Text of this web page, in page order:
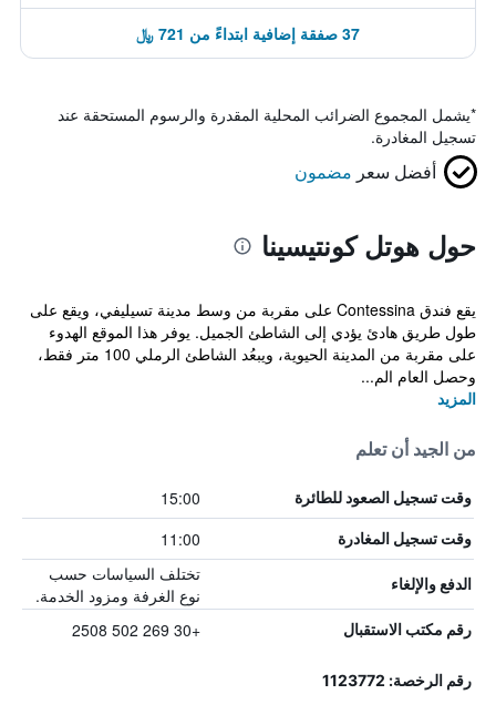
37 صفقة إضافية ابتداءً من 721 ﷼
*يشمل المجموع الضرائب المحلية المقدرة والرسوم المستحقة عند
تسجيل المغادرة.
أفضل سعر مضمون
حول هوتل كونتيسينا
يقع فندق Contessina على مقربة من وسط مدينة تسيليفي، ويقع على
طول طريق هادئ يؤدي إلى الشاطئ الجميل. يوفر هذا الموقع الهدوء
على مقربة من المدينة الحيوية، ويبعُد الشاطئ الرملي 100 متر فقط،
وحصل العام الم...
المزيد
من الجيد أن تعلم
وقت تسجيل الصعود للطائرة 15:00
وقت تسجيل المغادرة 11:00
الدفع والإلغاء
تختلف السياسات حسب
نوع الغرفة ومزود الخدمة.
رقم مكتب الاستقبال +30 269 502 2508
رقم الرخصة: 1123772